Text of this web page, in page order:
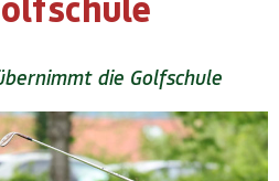
die Golfschule